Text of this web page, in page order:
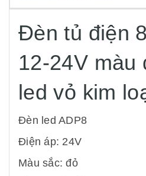
Đèn tủ điện
12-24V màu
led vỏ kim
Đèn led ADP8
Điện áp: 24V
Màu sắc: đỏ